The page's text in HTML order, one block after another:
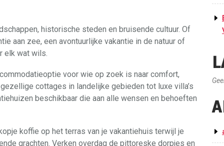
historische steden en bruisende cultuur. Of
aan zee, een avontuurlijke vakantie in de natuur of
elk wat wils.
voor wie op zoek is naar comfort,
cottages in landelijke gebieden tot luxe villa’s
beschikbaar die aan alle wensen en behoeften
koffie op het terras van je vakantiehuis terwijl je
grachten. Verken overdag de pittoreske dorpjes en